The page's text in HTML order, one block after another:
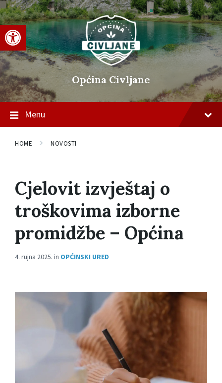
Open toolbar
Skip
to
content
Skip
to
main
navigation
Skip
to
footer
Općina Civljane
Menu
HOME NOVOSTI
Cjelovit izvještaj o
troškovima izborne
promidžbe – Općina
4. rujna 2025. in OPĆINSKI URED